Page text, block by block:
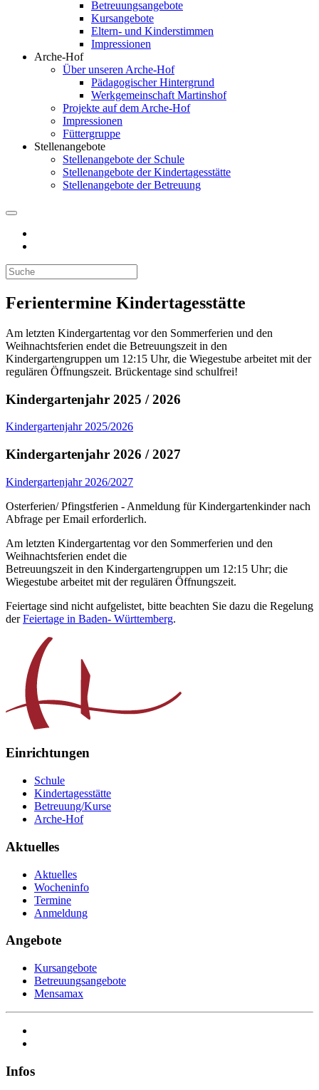
Betreuungsangebote
Kursangebote
Eltern- und Kinderstimmen
Impressionen
Arche-Hof
Über unseren Arche-Hof
Pädagogischer Hintergrund
Werkgemeinschaft Martinshof
Projekte auf dem Arche-Hof
Impressionen
Füttergruppe
Stellenangebote
Stellenangebote der Schule
Stellenangebote der Kindertagesstätte
Stellenangebote der Betreuung
Ferientermine Kindertagesstätte
Am letzten Kindergartentag vor den Sommerferien und den
Weihnachtsferien endet die Betreuungszeit in den
Kindergartengruppen um 12:15 Uhr, die Wiegestube arbeitet mit der
regulären Öffnungszeit. Brückentage sind schulfrei!
Kindergartenjahr 2025 / 2026
Kindergartenjahr 2025/2026
Kindergartenjahr 2026 / 2027
Kindergartenjahr 2026/2027
Osterferien/ Pfingstferien - Anmeldung für Kindergartenkinder nach
Abfrage per Email erforderlich.
Am letzten Kindergartentag vor den Sommerferien und den
Weihnachtsferien endet die
Betreuungszeit in den Kindergartengruppen um 12:15 Uhr; die
Wiegestube arbeitet mit der regulären Öffnungszeit.
Feiertage sind nicht aufgelistet, bitte beachten Sie dazu die Regelung
derFeiertage in Baden- Württemberg.
Einrichtungen
Schule
Kindertagesstätte
Betreuung/Kurse
Arche-Hof
Aktuelles
Aktuelles
Wocheninfo
Termine
Anmeldung
Angebote
Kursangebote
Betreuungsangebote
Mensamax
Infos